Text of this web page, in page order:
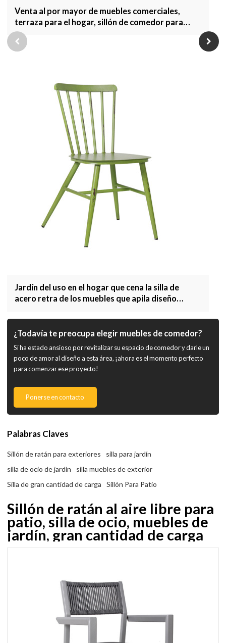
Venta al por mayor de muebles comerciales,
terraza para el hogar, sillón de comedor para
jardín, muebles de exterior
Jardín del uso en el hogar que cena la silla de
acero retra de los muebles que apila diseño
¿Todavía te preocupa elegir muebles de comedor?
Si ha estado ansioso por revitalizar su espacio de comedor y darle un
poco de amor al diseño a esta área, ¡ahora es el momento perfecto
para comenzar ese proyecto!
Ponerse en contacto
Palabras Claves
Sillón de ratán para exteriores
silla para jardín
silla de ocio de jardín
silla muebles de exterior
Silla de gran cantidad de carga
Sillón Para Patio
Sillón de ratán al aire libre para
patio, silla de ocio, muebles de
jardín, gran cantidad de carga